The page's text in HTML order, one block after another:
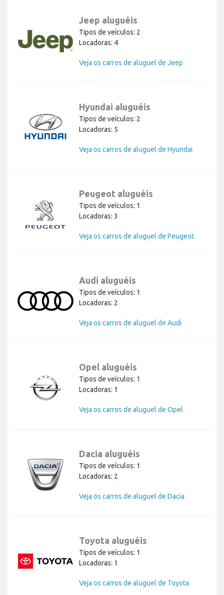
Jeep aluguéis
Tipos de veículos: 2
Locadoras: 4
Veja os carros de aluguel de Jeep
Hyundai aluguéis
Tipos de veículos: 2
Locadoras: 5
Veja os carros de aluguel de Hyundai
Peugeot aluguéis
Tipos de veículos: 1
Locadoras: 3
Veja os carros de aluguel de Peugeot
Audi aluguéis
Tipos de veículos: 1
Locadoras: 2
Veja os carros de aluguel de Audi
Opel aluguéis
Tipos de veículos: 1
Locadoras: 1
Veja os carros de aluguel de Opel
Dacia aluguéis
Tipos de veículos: 1
Locadoras: 2
Veja os carros de aluguel de Dacia
Toyota aluguéis
Tipos de veículos: 1
Locadoras: 1
Veja os carros de aluguel de Toyota